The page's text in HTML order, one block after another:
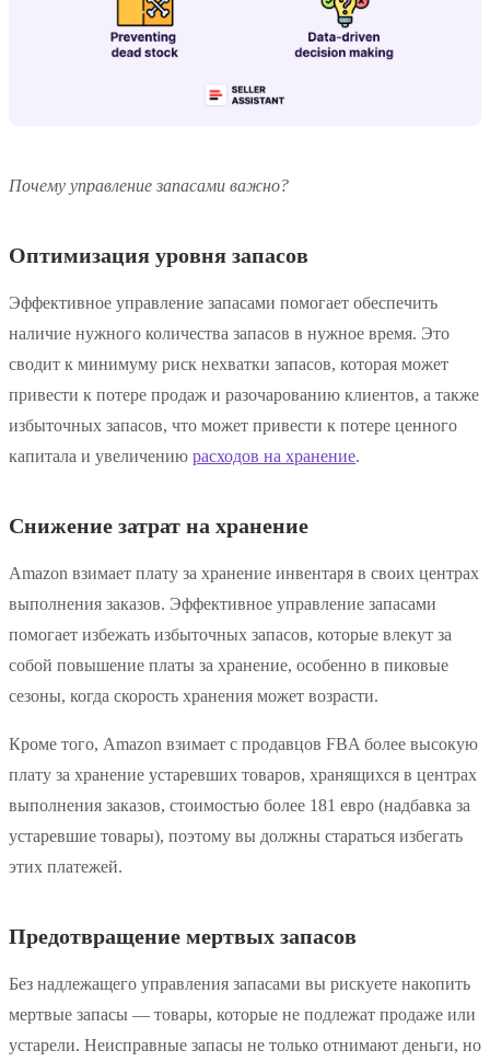
Почему управление запасами важно?
Оптимизация уровня запасов
Эффективное управление запасами помогает обеспечить
наличие нужного количества запасов в нужное время. Это
сводит к минимуму риск нехватки запасов, которая может
привести к потере продаж и разочарованию клиентов, а также
избыточных запасов, что может привести к потере ценного
капитала и увеличению расходов на хранение.
Снижение затрат на хранение
Amazon взимает плату за хранение инвентаря в своих центрах
выполнения заказов. Эффективное управление запасами
помогает избежать избыточных запасов, которые влекут за
собой повышение платы за хранение, особенно в пиковые
сезоны, когда скорость хранения может возрасти.
Кроме того, Amazon взимает с продавцов FBA более высокую
плату за хранение устаревших товаров, хранящихся в центрах
выполнения заказов, стоимостью более 181 евро (надбавка за
устаревшие товары), поэтому вы должны стараться избегать
этих платежей.
Предотвращение мертвых запасов
Без надлежащего управления запасами вы рискуете накопить
мертвые запасы — товары, которые не подлежат продаже или
устарели. Неисправные запасы не только отнимают деньги, но